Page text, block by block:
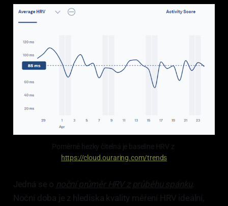
https://cloud.ouraring.com/trends
Jedná se o noční průměr HRVz průběhu spánku.
Noční doba je z hlediska kvality měření HRV ideální,